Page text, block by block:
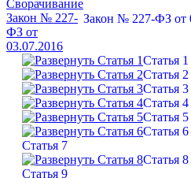
Закон № 227-ФЗ от
Статья 1
Статья 2
Статья 3
Статья 4
Статья 5
Статья 6
Статья 7
Статья 8
Статья 9